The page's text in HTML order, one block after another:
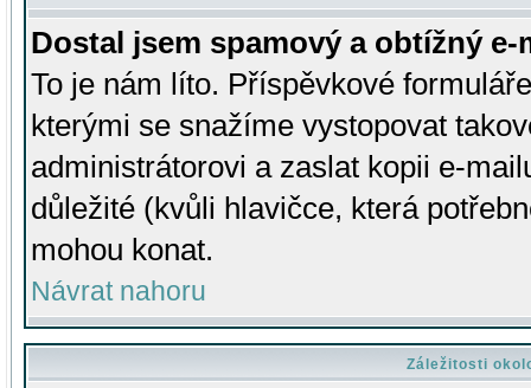
Dostal jsem spamový a obtížný
To je nám líto. Příspěvkové
kterými se snažíme vystopovat
administrátorovi a zaslat kopii e-
důležité (kvůli hlavičce, která
mohou konat.
Návrat nahoru
Záležitosti